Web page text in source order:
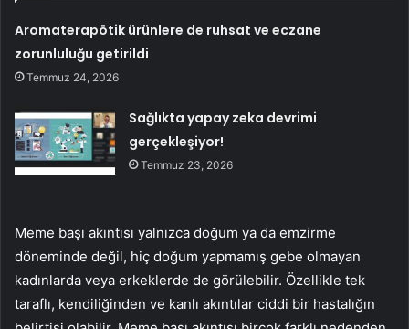
Aromaterapötik ürünlere de ruhsat ve eczane
zorunluluğu getirildi
Temmuz 24, 2026
Sağlıkta yapay zeka devrimi
gerçekleşiyor!
Temmuz 23, 2026
Meme başı akıntısı yalnızca doğum ya da emzirme
döneminde değil, hiç doğum yapmamış gebe olmayan
kadınlarda veya erkeklerde de görülebilir. Özellikle tek
taraflı, kendiliğinden ve kanlı akıntılar ciddi bir hastalığın